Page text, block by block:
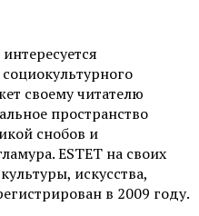
своему читателю
пространство
снобов и
ESTET на своих
искусства,
в 2009 году.